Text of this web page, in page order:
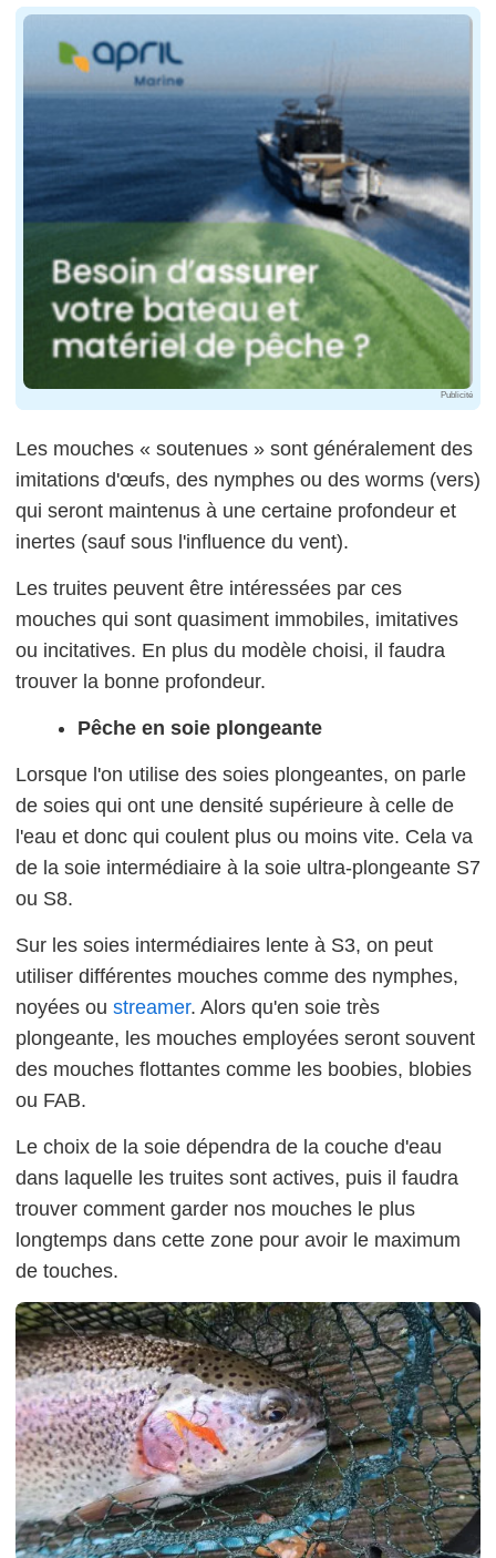
Publicité
Les mouches « soutenues » sont généralement des
imitations d'œufs, des nymphes ou des worms (vers)
qui seront maintenus à une certaine profondeur et
inertes (sauf sous l'influence du vent).
Les truites peuvent être intéressées par ces
mouches qui sont quasiment immobiles, imitatives
ou incitatives. En plus du modèle choisi, il faudra
trouver la bonne profondeur.
Pêche en soie plongeante
Lorsque l'on utilise des soies plongeantes, on parle
de soies qui ont une densité supérieure à celle de
l'eau et donc qui coulent plus ou moins vite. Cela va
de la soie intermédiaire à la soie ultra-plongeante S7
ou S8.
Sur les soies intermédiaires lente à S3, on peut
utiliser différentes mouches comme des nymphes,
noyées ou streamer. Alors qu'en soie très
plongeante, les mouches employées seront souvent
des mouches flottantes comme les boobies, blobies
ou FAB.
Le choix de la soie dépendra de la couche d'eau
dans laquelle les truites sont actives, puis il faudra
trouver comment garder nos mouches le plus
longtemps dans cette zone pour avoir le maximum
de touches.